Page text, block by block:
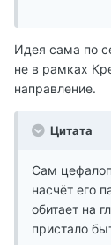
Идея сама по
не в рамках
направление.
Цитата
Сам
насчёт его
обитает на
пристало